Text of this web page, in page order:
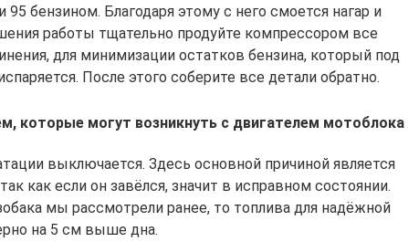
95 бензином. Благодаря этому с него смоется нагар и
работы тщательно продуйте компрессором все
для минимизации остатков бензина, который под
После этого соберите все детали обратно.
которые могут возникнуть с двигателем мотоблока
выключается. Здесь основной причиной является
как если он завёлся, значит в исправном состоянии.
мы рассмотрели ранее, то топлива для надёжной
на 5 см выше дна.